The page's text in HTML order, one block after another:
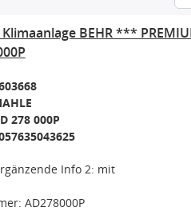
BEHR ***
278 000P
Info 2: mit
AD278000P